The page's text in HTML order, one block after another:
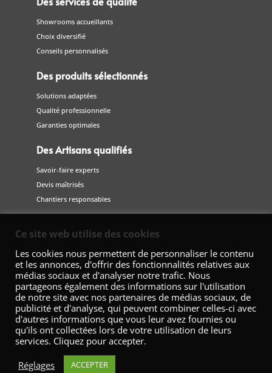
Showrooms accueillants
Choix diversifié
Conseils personnalisés
Des produits sélectionnés
Solutions adaptées
Qualité professionnelle
Garanties optimales
Des Artisans qualifiés
Savoir-faire experts
Devis maîtrisés
Chantiers responsables
Fédération Nationale de la Décoration – 42 Avenue Marceau 75008
Ce site web utilise des cookies
Les cookies nous permettent de personnaliser le contenu
et les annonces, d'offrir des fonctionnalités relatives aux
médias sociaux et d'analyser notre trafic. Nous
partageons également des informations sur l'utilisation
de notre site avec nos partenaires de médias sociaux, de
publicité et d'analyse, qui peuvent combiner celles-ci avec
d'autres informations que vous leur avez fournies ou
qu'ils ont collectées lors de votre utilisation de leurs
services. Cliquez pour accepter.
Réglages
ACCEPTER